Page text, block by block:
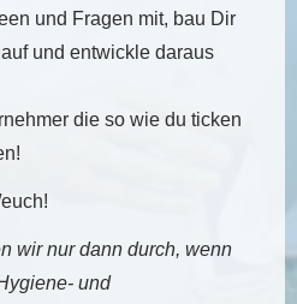
und Fragen mit, bau Dir
und entwickle daraus
die so wie du ticken
wir nur dann durch, wenn
und